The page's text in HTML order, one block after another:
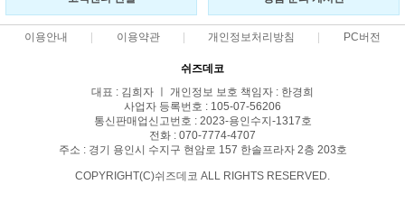
이용안내 이용약관 개인정보처리방침 PC버전
쉬즈데코
대표 : 김희자 ㅣ 개인정보 보호 책임자 : 한경희
사업자 등록번호 : 105-07-56206
통신판매업신고번호 : 2023-용인수지-1317호
전화 : 070-7774-4707
주소 : 경기 용인시 수지구 현암로 157 한솔프라자 2층 203호
COPYRIGHT(C)쉬즈데코 ALL RIGHTS RESERVED.